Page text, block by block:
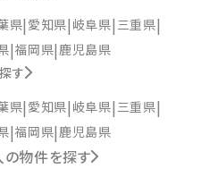
県 愛知県 岐阜県 三重県
福岡県 鹿児島県
す
県 愛知県 岐阜県 三重県
福岡県 鹿児島県
の物件を探す